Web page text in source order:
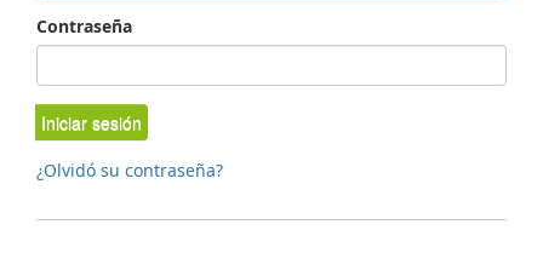
Contraseña
Iniciar sesión
¿Olvidó su contraseña?